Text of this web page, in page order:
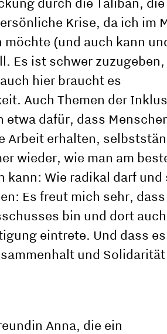
Krise, da ich im
(und auch kann
Es ist schwer
hier braucht es
Auch Themen der
dafür, dass
Arbeit erhalten,
wieder, wie man am
kann: Wie radikal darf und
Es freut mich sehr,
bin und dort
eintrete. Und dass
und
Anna, die ein